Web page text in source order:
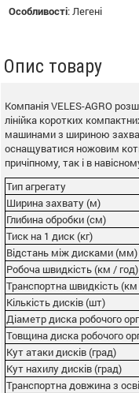
Особливості: Легені
Опис товару
Компанія VELES-AGRO
лінійка коротких
машинами з шириною
оснащуватися ножовим
причіпному, так і в
Тип агрегату
Ширина захвату (м)
Глибина обробки (см)
Тиск на 1 диск (кг)
Відстань між дисками (мм)
Робоча швидкість (км / год)
Транспортна швидкість
Кількість дисків (шт)
Діаметр диска робочого
Товщина диска робочого
Кут атаки дисків (град)
Кут нахилу дисків (град)
Транспортна довжина з